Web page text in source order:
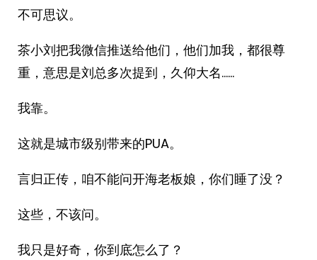
不可思议。
茶小刘把我微信推送给他们，他们加我，都很尊
重，意思是刘总多次提到，久仰大名……
我靠。
这就是城市级别带来的PUA。
言归正传，咱不能问开海老板娘，你们睡了没？
这些，不该问。
我只是好奇，你到底怎么了？